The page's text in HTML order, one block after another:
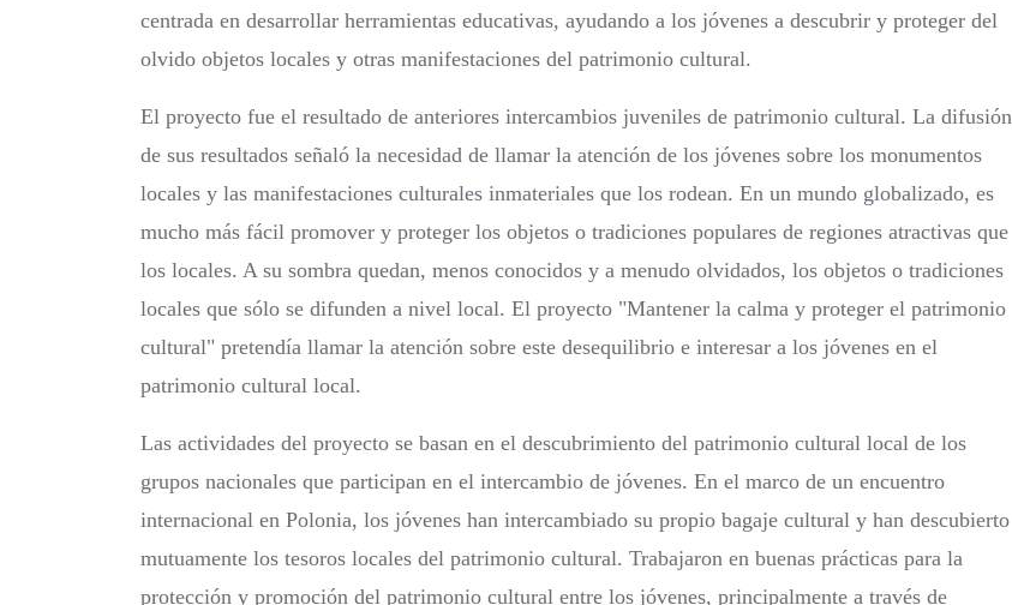
centrada en desarrollar herramientas educativas, ayudando a los jóvenes a descubrir y proteger del
olvido objetos locales y otras manifestaciones del patrimonio cultural.
El proyecto fue el resultado de anteriores intercambios juveniles de patrimonio cultural. La difusión
de sus resultados señaló la necesidad de llamar la atención de los jóvenes sobre los monumentos
locales y las manifestaciones culturales inmateriales que los rodean. En un mundo globalizado, es
mucho más fácil promover y proteger los objetos o tradiciones populares de regiones atractivas que
los locales. A su sombra quedan, menos conocidos y a menudo olvidados, los objetos o tradiciones
locales que sólo se difunden a nivel local. El proyecto "Mantener la calma y proteger el patrimonio
cultural" pretendía llamar la atención sobre este desequilibrio e interesar a los jóvenes en el
patrimonio cultural local.
Las actividades del proyecto se basan en el descubrimiento del patrimonio cultural local de los
grupos nacionales que participan en el intercambio de jóvenes. En el marco de un encuentro
internacional en Polonia, los jóvenes han intercambiado su propio bagaje cultural y han descubierto
mutuamente los tesoros locales del patrimonio cultural. Trabajaron en buenas prácticas para la
protección y promoción del patrimonio cultural entre los jóvenes, principalmente a través de